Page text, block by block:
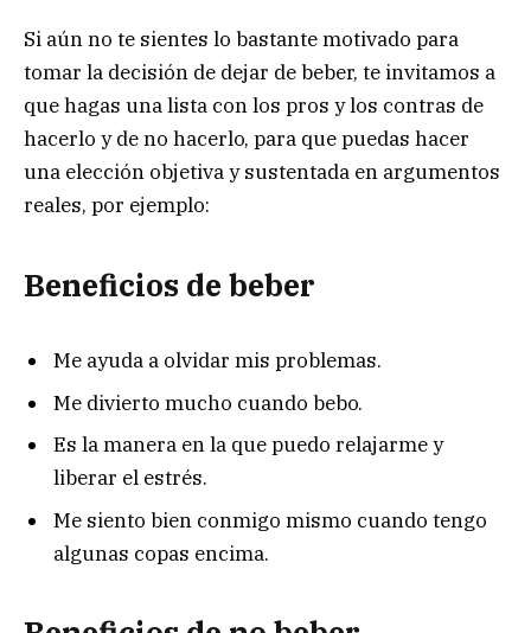
Si aún no te sientes lo bastante motivado para
tomar la decisión de dejar de beber, te invitamos a
que hagas una lista con los pros y los contras de
hacerlo y de no hacerlo, para que puedas hacer
una elección objetiva y sustentada en argumentos
reales, por ejemplo:
Beneficios de beber
Me ayuda a olvidar mis problemas.
Me divierto mucho cuando bebo.
Es la manera en la que puedo relajarme y
liberar el estrés.
Me siento bien conmigo mismo cuando tengo
algunas copas encima.